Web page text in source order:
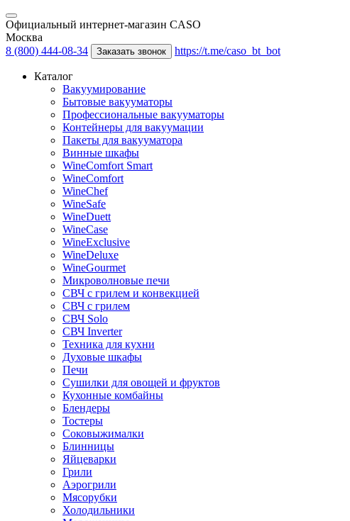
Официальный интернет-магазин CASO
Москва
8 (800) 444-08-34
Заказать звонок https://t.me/caso_bt_bot
Каталог
Вакуумирование
Бытовые вакууматоры
Профессиональные вакууматоры
Контейнеры для вакуумации
Пакеты для вакууматора
Винные шкафы
WineComfort Smart
WineComfort
WineChef
WineSafe
WineDuett
WineCase
WineExclusive
WineDeluxe
WineGourmet
Микроволновые печи
СВЧ с грилем и конвекцией
СВЧ с грилем
СВЧ Solo
СВЧ Inverter
Техника для кухни
Духовые шкафы
Печи
Сушилки для овощей и фруктов
Кухонные комбайны
Блендеры
Тостеры
Соковыжималки
Блинницы
Яйцеварки
Грили
Аэрогрили
Мясорубки
Холодильники